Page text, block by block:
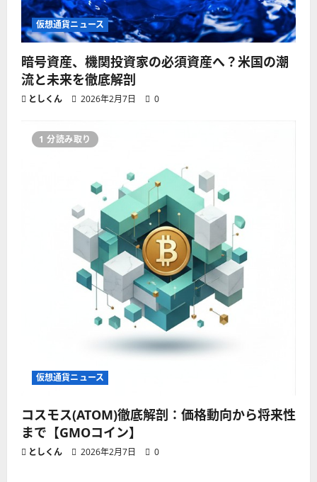
仮想通貨ニュース
暗号資産、機関投資家の必須資産へ？米国の潮
流と未来を徹底解剖
としくん 2026年2月7日 0
1 分読み取り
仮想通貨ニュース
コスモス(ATOM)徹底解剖：価格動向から将来性
まで【GMOコイン】
としくん 2026年2月7日 0